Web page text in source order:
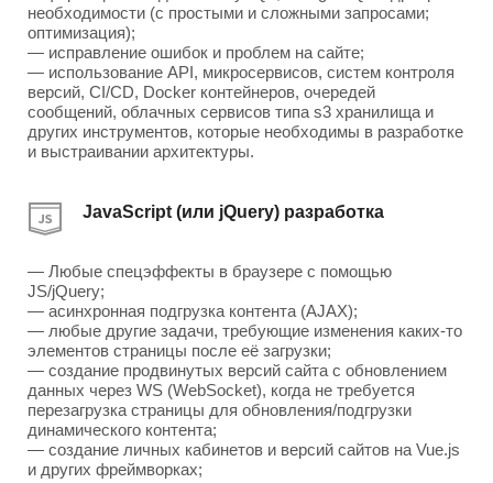
необходимости (с простыми и сложными запросами;
оптимизация);
— исправление ошибок и проблем на сайте;
— использование API, микросервисов, систем контроля
версий, CI/CD, Docker контейнеров, очередей
сообщений, облачных сервисов типа s3 хранилища и
других инструментов, которые необходимы в разработке
и выстраивании архитектуры.
JavaScript (или jQuery) разработка
— Любые спецэффекты в браузере с помощью
JS/jQuery;
— асинхронная подгрузка контента (AJAX);
— любые другие задачи, требующие изменения каких-то
элементов страницы после её загрузки;
— создание продвинутых версий сайта с обновлением
данных через WS (WebSocket), когда не требуется
перезагрузка страницы для обновления/подгрузки
динамического контента;
— создание личных кабинетов и версий сайтов на Vue.js
и других фреймворках;